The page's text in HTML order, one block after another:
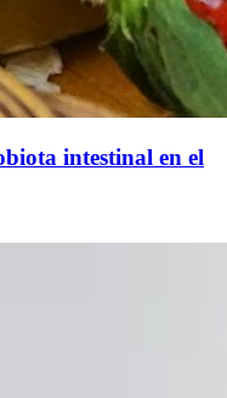
intestinal en el